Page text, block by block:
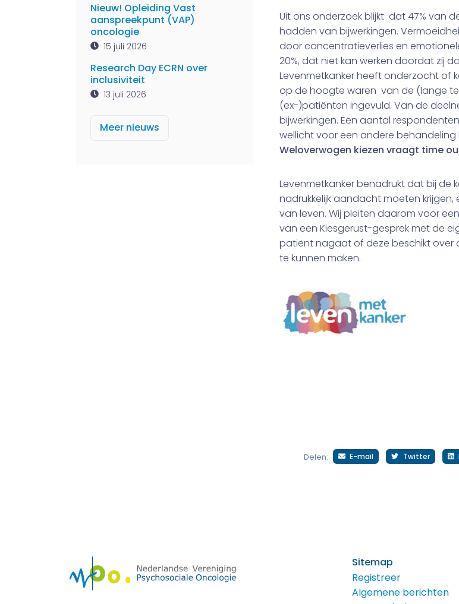
Nieuw! Opleiding Vast
aanspreekpunt (VAP)
oncologie
15 juli 2026
Research Day ECRN over
inclusiviteit
13 juli 2026
Meer nieuws
Uit ons onderzoek blijkt dat 47% van
hadden van bijwerkingen.
door concentratieverlies en
20%, dat niet kan werken doordat zij
Levenmetkanker heeft onderzocht
op de hoogte waren van de (lange
(ex-)patiënten ingevuld. Van de
bijwerkingen. Een aantal
wellicht voor een andere
Weloverwogen kiezen vraagt time
Levenmetkanker benadrukt dat bij
nadrukkelijk aandacht moeten
van leven. Wij pleiten daarom voor
van een Kiesgerust-gesprek met de
patiënt nagaat of deze beschikt over
te kunnen maken.
Delen: E-mail Twitter
Sitemap
Registreer
Algemene berichten